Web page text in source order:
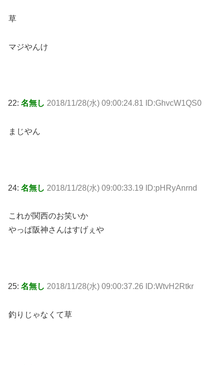
草
マジやんけ
22: 名無し 2018/11/28(水) 09:00:24.81 ID:GhvcW1QS0
まじやん
24: 名無し 2018/11/28(水) 09:00:33.19 ID:pHRyAnrnd
これが関西のお笑いか
やっぱ阪神さんはすげぇや
25: 名無し 2018/11/28(水) 09:00:37.26 ID:WtvH2Rtkr
釣りじゃなくて草